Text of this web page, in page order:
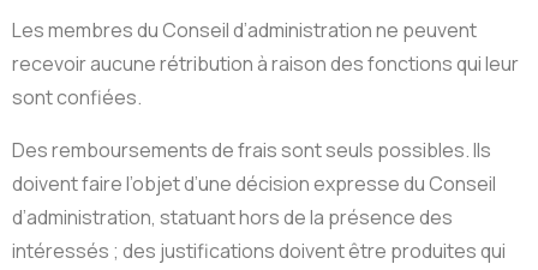
Les membres du Conseil d’administration ne peuvent
recevoir aucune rétribution à raison des fonctions qui leur
sont confiées.
Des remboursements de frais sont seuls possibles. Ils
doivent faire l’objet d’une décision expresse du Conseil
d’administration, statuant hors de la présence des
intéressés ; des justifications doivent être produites qui